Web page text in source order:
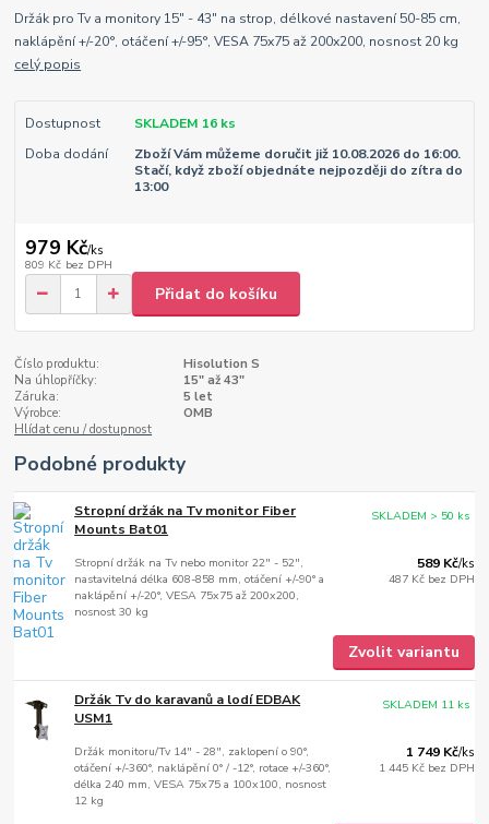
Držák pro Tv a monitory 15" - 43" na strop, délkové nastavení 50-85 cm,
naklápění +/-20°, otáčení +/-95°, VESA 75x75 až 200x200, nosnost 20 kg
celý popis
Dostupnost
SKLADEM 16 ks
Doba dodání
Zboží Vám můžeme doručit již 10.08.2026 do 16:00.
Stačí, když zboží objednáte nejpozději do zítra do
13:00
979 Kč/ks
809 Kč bez DPH
Přidat do košíku
Číslo produktu:
Hisolution S
Na úhlopříčky:
15" až 43"
Záruka:
5 let
Výrobce:
OMB
Hlídat cenu / dostupnost
Podobné produkty
Stropní držák na Tv monitor Fiber
Mounts Bat01
Stropní držák na Tv nebo monitor 22" - 52",
nastavitelná délka 608-858 mm, otáčení +/-90° a
naklápění +/-20°, VESA 75x75 až 200x200,
nosnost 30 kg
589 Kč/ks
487 Kč bez DPH
SKLADEM > 50 ks
Zvolit variantu
Držák Tv do karavanů a lodí EDBAK
USM1
Držák monitoru/Tv 14" - 28", zaklopení o 90°,
otáčení +/-360°, naklápění 0° / -12°, rotace +/-360°,
délka 240 mm, VESA 75x75 a 100x100, nosnost
12 kg
1 749 Kč/ks
1 445 Kč bez DPH
SKLADEM 11 ks